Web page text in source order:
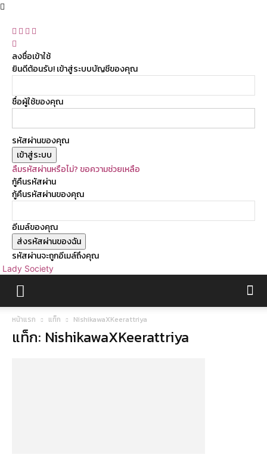
ลงชื่อเข้าใช้
ยินดีต้อนรับ! เข้าสู่ระบบบัญชีของคุณ
ชื่อผู้ใช้ของคุณ
รหัสผ่านของคุณ
ลืมรหัสผ่านหรือไม่? ขอความช่วยเหลือ
กู้คืนรหัสผ่าน
กู้คืนรหัสผ่านของคุณ
อีเมล์ของคุณ
รหัสผ่านจะถูกอีเมล์ถึงคุณ
Lady Society
หน้าแรก แท็ก NishikawaXKeerattriya
แท็ก: NishikawaXKeerattriya